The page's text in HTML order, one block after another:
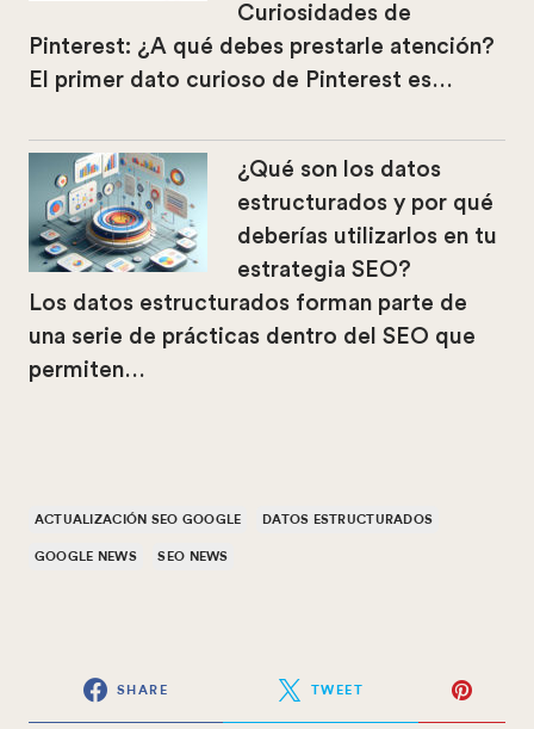
Curiosidades de
Pinterest: ¿A qué debes prestarle atención?
El primer dato curioso de Pinterest es…
¿Qué son los datos
estructurados y por qué
deberías utilizarlos en tu
estrategia SEO?
Los datos estructurados forman parte de
una serie de prácticas dentro del SEO que
permiten…
ACTUALIZACIÓN SEO GOOGLE DATOS ESTRUCTURADOS
GOOGLE NEWS SEO NEWS
SHARE TWEET